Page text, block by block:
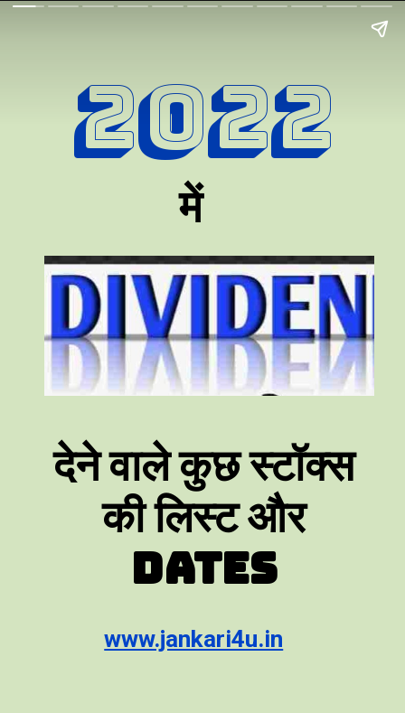
2022
देने वाले कुछ स्टॉक्स
की लिस्ट और
Dates
में
www.jankari4u.in